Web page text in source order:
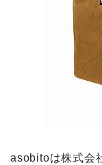
asobitoは株式会